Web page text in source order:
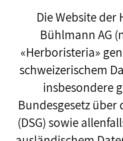
Die Website
Bühlmann AG
«Herboristeria»
schweizerischem
insbesondere
Bundesgesetz über
(DSG) sowie